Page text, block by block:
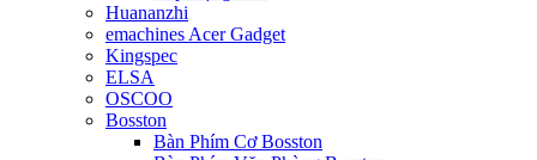
Huananzhi
emachines Acer Gadget
Kingspec
ELSA
OSCOO
Bosston
Bàn Phím Cơ Bosston